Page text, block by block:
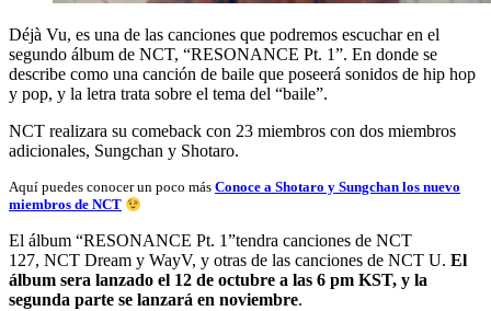
Déjà Vu, es una de las canciones que podremos escuchar en el
segundo álbum de NCT, “RESONANCE Pt. 1”. En donde se
describe como una canción de baile que poseerá sonidos de hip hop
y pop, y la letra trata sobre el tema del “baile”.
NCT realizara su comeback con 23 miembros con dos miembros
adicionales, Sungchan y Shotaro.
Aquí puedes conocer un poco más Conoce a Shotaro y Sungchan los nuevo
miembros de NCT
El álbum “RESONANCE Pt. 1”tendra canciones de NCT
127, NCT Dream y WayV, y otras de las canciones de NCT U. El
álbum sera lanzado el 12 de octubre a las 6 pm KST, y la
segunda parte se lanzará en noviembre.